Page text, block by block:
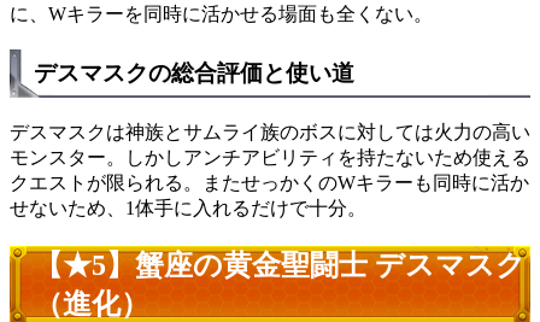
に、Wキラーを同時に活かせる場面も全くない。
デスマスクの総合評価と使い道
デスマスクは神族とサムライ族のボスに対しては火力の高い
モンスター。しかしアンチアビリティを持たないため使える
クエストが限られる。またせっかくのWキラーも同時に活か
せないため、1体手に入れるだけで十分。
【★5】蟹座の黄金聖闘士 デスマスク
（進化）